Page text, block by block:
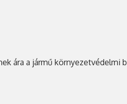
ára a jármű